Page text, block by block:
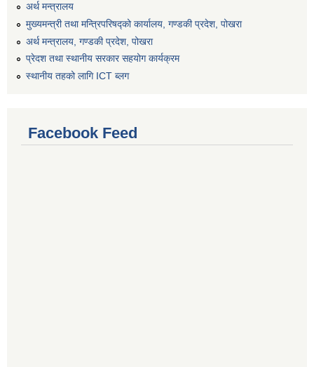
अर्थ मन्त्रालय
मुख्यमन्त्री तथा मन्त्रिपरिषद्को कार्यालय, गण्डकी प्रदेश, पोखरा
अर्थ मन्त्रालय, गण्डकी प्रदेश, पोखरा
प्रेदश तथा स्थानीय सरकार सहयोग कार्यक्रम
स्थानीय तहको लागि ICT ब्लग
Facebook Feed